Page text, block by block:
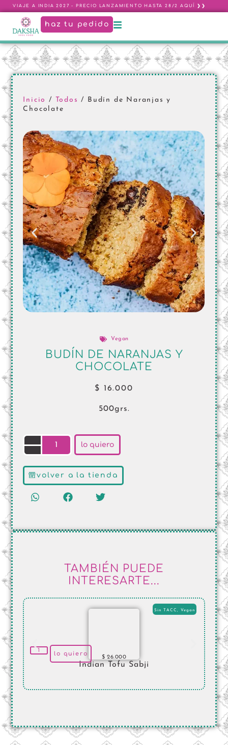
VIAJE A INDIA 2027 - PRECIO LANZAMIENTO HASTA 28/2 AQUÍ ❯❯
haz tu pedido
Inicio / Todos / Budín de Naranjas y
Chocolate
Vegan
BUDÍN DE NARANJAS Y
CHOCOLATE
$ 16.000
500grs.
lo quiero
volver a la tienda
TAMBIÉN PUEDE
INTERESARTE...
Sin TACC , Vegan
Indian Tofu Sabji
$ 26.000
lo quiero